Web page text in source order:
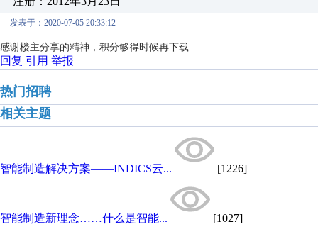
发表于：2020-07-05 20:33:12
感谢楼主分享的精神，积分够得时候再下载
回复 引用 举报
热门招聘
相关主题
智能制造解决方案——INDICS云... [1226]
智能制造新理念……什么是智能... [1027]